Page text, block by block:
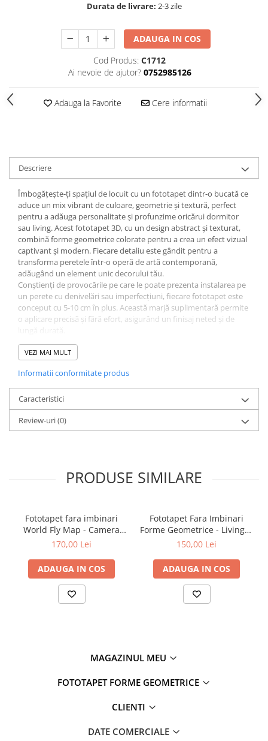
Durata de livrare: 2-3 zile
ADAUGA IN COS
Cod Produs: C1712
Ai nevoie de ajutor? 0752985126
Adauga la Favorite Cere informatii
Descriere
Îmbogățește-ți spațiul de locuit cu un fototapet dintr-o bucată ce
aduce un mix vibrant de culoare, geometrie și textură, perfect
pentru a adăuga personalitate și profunzime oricărui dormitor
sau living. Acest fototapet 3D, cu un design abstract și texturat,
combină forme geometrice colorate pentru a crea un efect vizual
captivant și modern. Fiecare detaliu este gândit pentru a
transforma peretele într-o operă de artă contemporană,
adăugând un element unic decorului tău.
Conștienți de provocările pe care le poate prezenta instalarea pe
un perete cu denivelări sau imperfecțiuni, fiecare fototapet este
conceput cu 5-10 cm în plus. Această marjă suplimentară permite
o aplicare precisă și fără efort, asigurând un finisaj neted și de
La un preț competitiv, oferim o opțiune accesibilă pentru a
revitaliza orice spațiu, oferindu-ți posibilitatea de a-ți exprima
estetica camerei, ci și stimulează creativitatea și bunăstarea,
transformând casa într-un loc unde te vei simți mereu inspirat.
Optează pentru acest fototapet colorat, geometric și abstract
pentru a aduce energie, stil și o notă de modernitate în locuința
ta, creând un ambient care reflectă cele mai noi tendințe în
designul interior.
VEZI MAI MULT
Informatii conformitate produs
Caracteristici
Review-uri(0)
PRODUSE SIMILARE
Fototapet fara imbinari
World Fly Map - Camera
Copilului
170,00 Lei
ADAUGA IN COS
Fototapet Fara Imbinari
Forme Geometrice - Living &
Dormitor
150,00 Lei
ADAUGA IN COS
MAGAZINUL MEU
FOTOTAPET FORME GEOMETRICE
CLIENTI
DATE COMERCIALE